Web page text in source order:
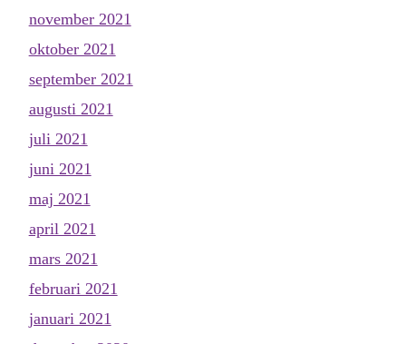
november 2021
oktober 2021
september 2021
augusti 2021
juli 2021
juni 2021
maj 2021
april 2021
mars 2021
februari 2021
januari 2021